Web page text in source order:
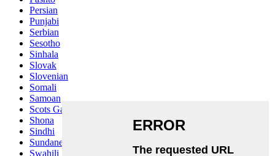
Persian
Punjabi
Serbian
Sesotho
Sinhala
Slovak
Slovenian
Somali
Samoan
Scots Gaelic
Shona
Sindhi
Sundanese
Swahili